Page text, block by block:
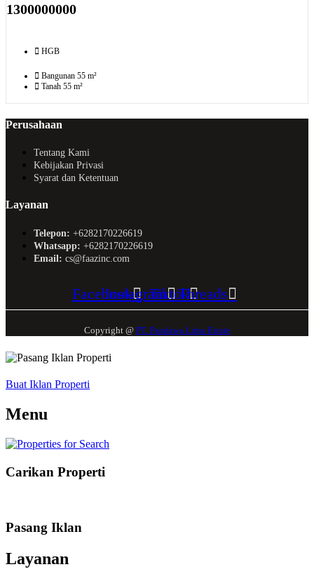
1300000000
HGB
Bangunan 55 m²
Tanah 55 m²
Perusahaan
Tentang Kami
Kebijakan Privasi
Syarat dan Ketentuan
Layanan
Telepon: +6282170226619
Whatsapp: +6282170226619
Email: cs@faazinc.com
FacebookInstagramTiktokThreads
Copyright @ PT. Pandawa Lima Estate
Buat Iklan Properti
Menu
Carikan Properti
Pasang Iklan
Layanan